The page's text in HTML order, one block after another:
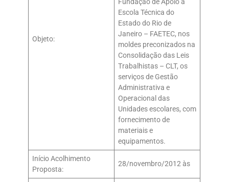
Objeto:
Escola Técnica do
Estado do Rio de
Janeiro – FAETEC, nos
moldes preconizados na
Consolidação das Leis
Trabalhistas – CLT, os
serviços de Gestão
Administrativa e
Operacional das
Unidades escolares, com
fornecimento de
materiais e
equipamentos.
Início Acolhimento
Proposta:
28/novembro/2012 às